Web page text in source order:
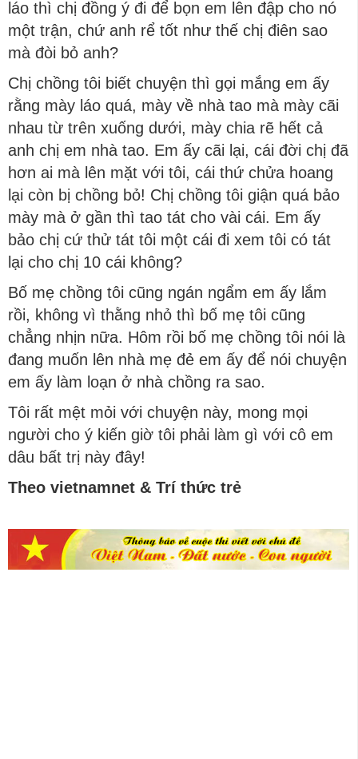
láo thì chị đồng ý đi để bọn em lên đập cho nó
một trận, chứ anh rể tốt như thế chị điên sao
mà đòi bỏ anh?
Chị chồng tôi biết chuyện thì gọi mắng em ấy
rằng mày láo quá, mày về nhà tao mà mày cãi
nhau từ trên xuống dưới, mày chia rẽ hết cả
anh chị em nhà tao. Em ấy cãi lại, cái đời chị đã
hơn ai mà lên mặt với tôi, cái thứ chửa hoang
lại còn bị chồng bỏ! Chị chồng tôi giận quá bảo
mày mà ở gần thì tao tát cho vài cái. Em ấy
bảo chị cứ thử tát tôi một cái đi xem tôi có tát
lại cho chị 10 cái không?
Bố mẹ chồng tôi cũng ngán ngẩm em ấy lắm
rồi, không vì thằng nhỏ thì bố mẹ tôi cũng
chẳng nhịn nữa. Hôm rồi bố mẹ chồng tôi nói là
đang muốn lên nhà mẹ đẻ em ấy để nói chuyện
em ấy làm loạn ở nhà chồng ra sao.
Tôi rất mệt mỏi với chuyện này, mong mọi
người cho ý kiến giờ tôi phải làm gì với cô em
dâu bất trị này đây!
Theo vietnamnet & Trí thức trẻ